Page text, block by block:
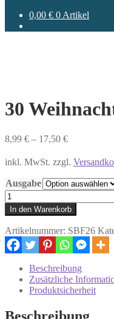
0,00 € 0 Artikel
30
8,99 € – 17,50 €
inkl. MwSt. zzgl.
Ausgabe
30
Weihnachtslieder
–
Duette
für
Sopran-
Altblockflöte
Menge
In den Warenkorb
Artikelnummer: SBF26
Beschreibung
Zusätzliche
Produktsicherheit
Beschreibung